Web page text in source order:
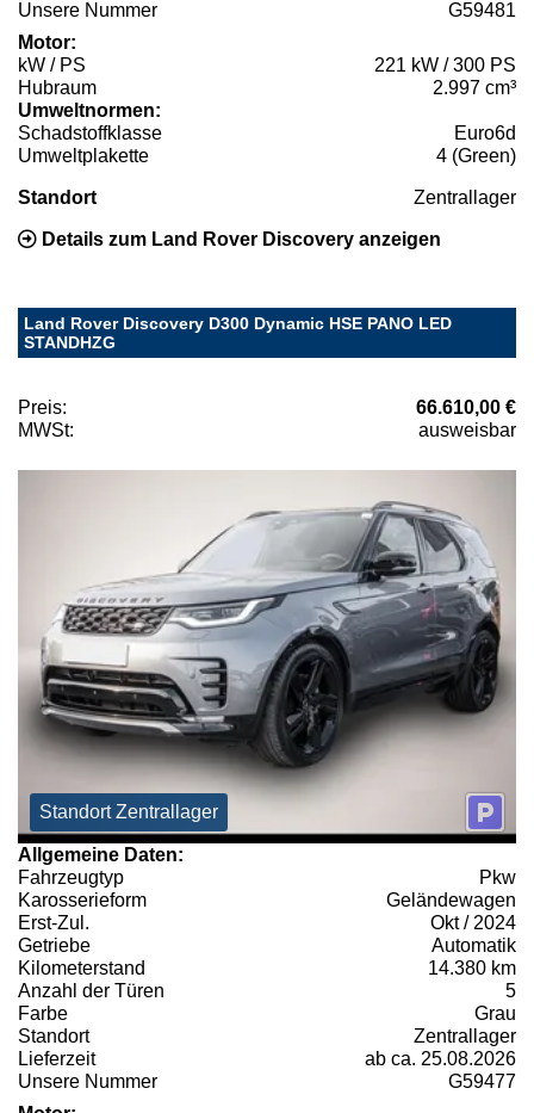
Unsere Nummer
G59481
Motor:
kW / PS
221 kW / 300 PS
Hubraum
2.997 cm³
Umweltnormen:
Schadstoffklasse
Euro6d
Umweltplakette
4 (Green)
Standort Zentrallager
Details zum Land Rover Discovery anzeigen
Land Rover Discovery D300 Dynamic HSE PANO LED
STANDHZG
Preis:
66.610,00 €
MWSt:
ausweisbar
Standort Zentrallager
Allgemeine Daten:
Fahrzeugtyp
Pkw
Karosserieform
Geländewagen
Erst-Zul.
Okt / 2024
Getriebe
Automatik
Kilometerstand
14.380 km
Anzahl der Türen
5
Farbe
Grau
Standort
Zentrallager
Lieferzeit
ab ca. 25.08.2026
Unsere Nummer
G59477